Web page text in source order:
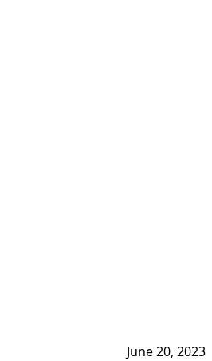
June 20, 2023